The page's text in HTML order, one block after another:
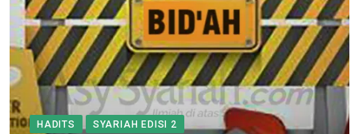
HADITS SYARIAH EDISI 2